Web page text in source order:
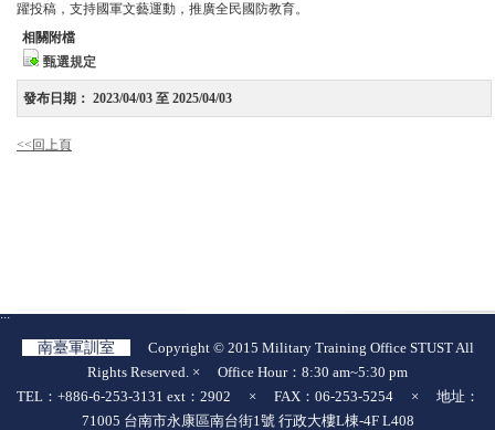
躍投稿，支持國軍文藝運動，推廣全民國防教育。
相關附檔
甄選規定
發布日期： 2023/04/03 至 2025/04/03
<<回上頁
:::
南臺軍訓室
Copyright © 2015 Military Training Office STUST All
Rights Reserved. × Office Hour：8:30 am~5:30 pm
TEL：+886-6-253-3131 ext：2902 × FAX：06-253-5254 × 地址：
71005 台南市永康區南台街1號 行政大樓L棟-4F L408